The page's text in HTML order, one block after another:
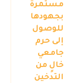
مستمرة
بجهودها
للوصول
إلى حرم
جامعي
خالٍ من
التدخين